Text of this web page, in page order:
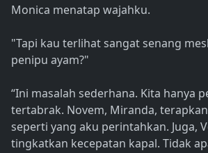
Monica menatap wajahku.
"Tapi kau terlihat sangat senang
penipu ayam?"
“Ini masalah sederhana. Kita hanya
tertabrak. Novem, Miranda,
seperti yang aku perintahkan. Juga,
tingkatkan kecepatan kapal. Tidak